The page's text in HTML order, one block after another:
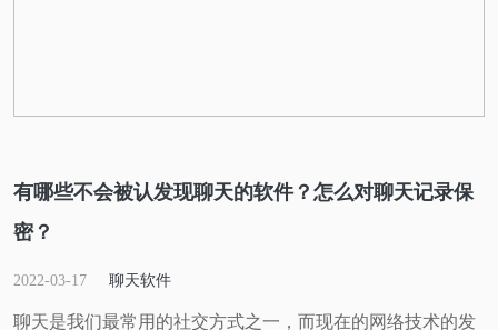
有哪些不会被认发现聊天的软件？怎么对聊天记录保
密？
2022-03-17 聊天软件
聊天是我们最常用的社交方式之一，而现在的网络技术的发